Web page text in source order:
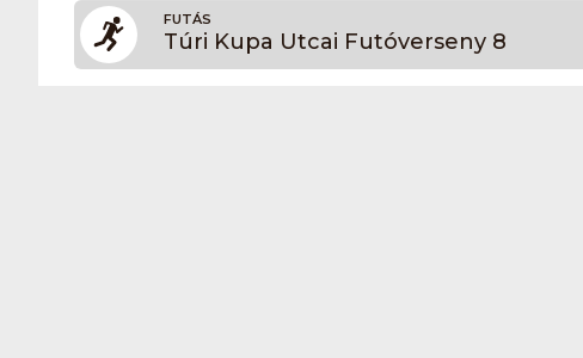
FUTÁS
Túri Kupa Utcai Futóverseny 8